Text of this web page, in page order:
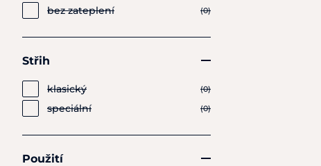
bez zateplení (0)
Střih
klasický (0)
speciální (0)
Použití